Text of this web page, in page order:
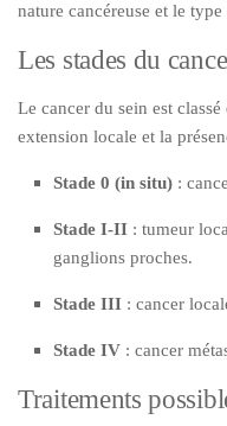
nature cancéreuse et le type
Les stades du
Le cancer du sein est
extension locale et la
Stade 0 (in situ) :
Stade I-II : tumeur
ganglions proches.
Stade III : cancer
Stade IV : cancer
Traitements